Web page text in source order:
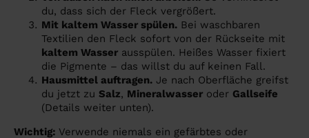
du, dass sich der Fleck vergrößert.
Mit kaltem Wasser spülen. Bei waschbaren
Textilien den Fleck sofort von der Rückseite mit
kaltem Wasser ausspülen. Heißes Wasser fixiert
die Pigmente – das willst du auf keinen Fall.
Hausmittel auftragen. Je nach Oberfläche greifst
du jetzt zu Salz, Mineralwasser oder Gallseife
(Details weiter unten).
Wichtig: Verwende niemals ein gefärbtes oder